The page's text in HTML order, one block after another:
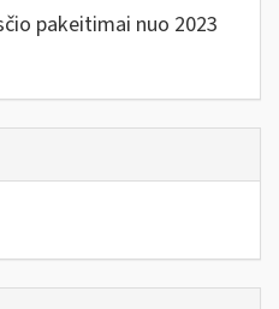
pakeitimai nuo 2023